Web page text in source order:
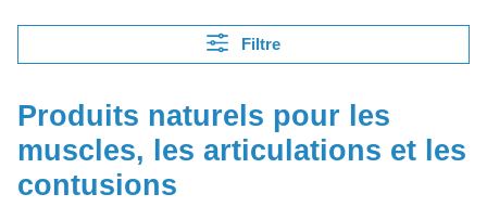
Filtre
Produits naturels pour les
muscles, les articulations et les
contusions